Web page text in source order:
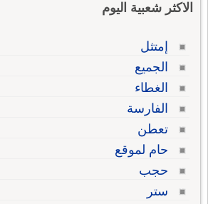
الاكثر شعبية اليوم
إمتثل
الجميع
الغطاء
الفارسة
تعطن
حام لموقع
حجب
ستر